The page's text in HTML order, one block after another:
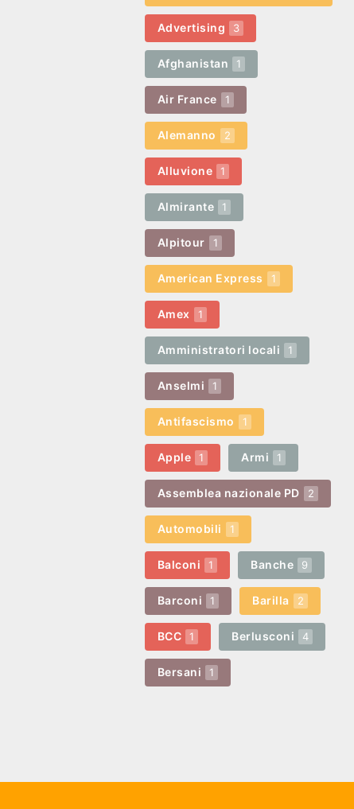
Advertising 3
Afghanistan 1
Air France 1
Alemanno 2
Alluvione 1
Almirante 1
Alpitour 1
American Express 1
Amex 1
Amministratori locali 1
Anselmi 1
Antifascismo 1
Apple 1 Armi 1
Assemblea nazionale PD 2
Automobili 1
Balconi 1 Banche 9
Barconi 1 Barilla 2
BCC 1 Berlusconi 4
Bersani 1